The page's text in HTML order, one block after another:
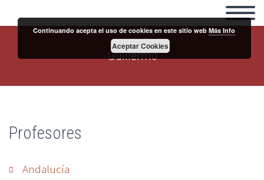
Guillermo
Profesores
Andalucía
Continuando acepta el uso de cookies en este sitio webMás Info
Aceptar Cookies